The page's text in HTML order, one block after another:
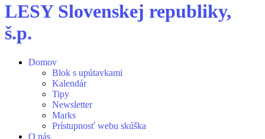
LESY Slovenskej republiky,
š.p.
Domov
Blok s upútavkami
Kalendár
Tipy
Newsletter
Marks
Prístupnosť webu skúška
O nás